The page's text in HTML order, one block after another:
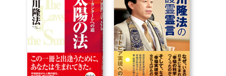
3 霊界科学と異次元旅行
4 地球に最大のユートピアを
5 人類よ、核兵器を捨てよ
6 唯一の仏法真理のもとに